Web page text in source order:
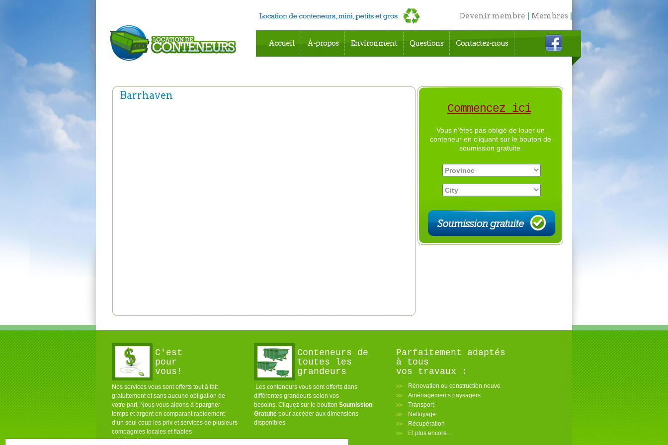
Devenir membre Membres
English
Accueil À-propos Environment Questions Contactez-nous
Barrhaven
Commencez ici
Vous n'êtes pas obligé de louer un
conteneur en cliquant sur le bouton de
soumission gratuite.
C'est
pour
vous!
Nos services vous sont offerts tout à fait
gratuitement et sans aucune obligation de
votre part. Nous vous aidons à épargner
temps et argent en comparant rapidement
d’un seul coup les prix et services de plusieurs
compagnies locales et fiables
présélectionnées pour vous.
Conteneurs de
toutes les
grandeurs
Les conteneurs vous sont offerts dans
différentes grandeurs selon vos
besoins. Cliquez sur le boutton Soumission
Gratuite pour accéder aux dimensions
disponibles.
Parfaitement adaptés
à tous
vos travaux :
Rénovation ou construction neuve
Aménagements paysagers
Transport
Nettoyage
Récupération
Et plus encore…